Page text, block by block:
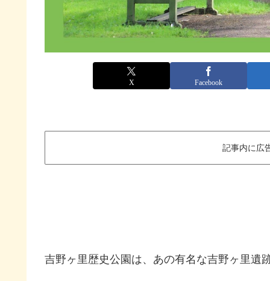
X Facebook
記事内に広
吉野ヶ里歴史公園は、あの有名な吉野ヶ里遺